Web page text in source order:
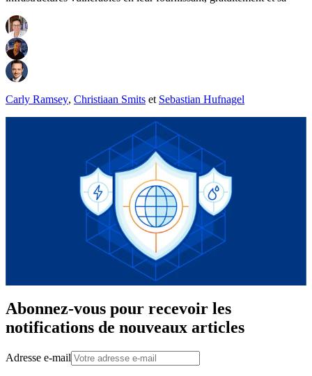
Carly Ramsey, Christiaan Smits et Sebastian Hufnagel
Abonnez-vous pour recevoir les
notifications de nouveaux articles
Adresse e-mail